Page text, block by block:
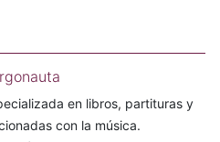
en libros, partituras y
con la música.